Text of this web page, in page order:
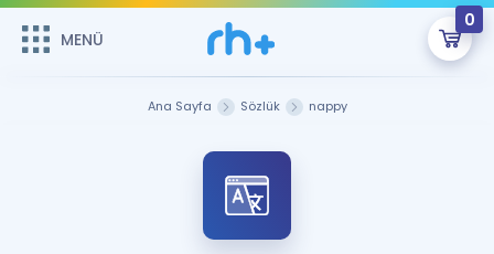
MENÜ
0
Sepetin Şu An Boş.
Remzi Hoca ile seni sınava hazırlayacak onlarca eğitim seni
bekliyor!
MENÜ
Ana Sayfa Sözlük nappy